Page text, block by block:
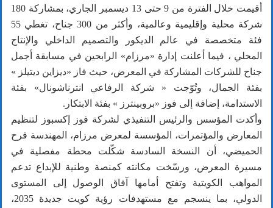
أقيمت خلال الفترة من 9 حتى 13 ديسمبر الجاري، بمشاركة 180
شركة محلية وإقليمية وعالمية، وأكثر من 300 جناح، تغطي 55
فئة متخصصة في عالم الديكور والتصميم الداخلي والإنتاج
المحلي ، فيما أعلنت إدارة «مرزام» الرابحين في مسابقة أجمل
جناح للشركات المشاركة في المعرض، حيث فاز «ديزاين ديتيلز »
بفئة الجمال، وتُوّجت « شركة الرفاعي انترناشونال» بفئة
الاستدامة، إضافة إلى فوز «بروبينترز » بفئة الابتكار.
وأكدت المؤسس والرئيس التنفيذي لشركة فوز إكسبوز لتنظيم
المعارض والمؤتمرات، المؤسسة لمعرض مرزام، المهندسة فرح
الحميضي، أن النسخة السادسة شكّلت محطة مفصلية في
مسيرة المعرض، ورسّخت مكانته كمنصة وطنية للإبداع تدعم
المواهب الكويتية وتفتح أمامها آفاق الوصول إلى المستوى
الدولي، بما ينسجم مع مستهدفات رؤية كويت جديدة 2035،